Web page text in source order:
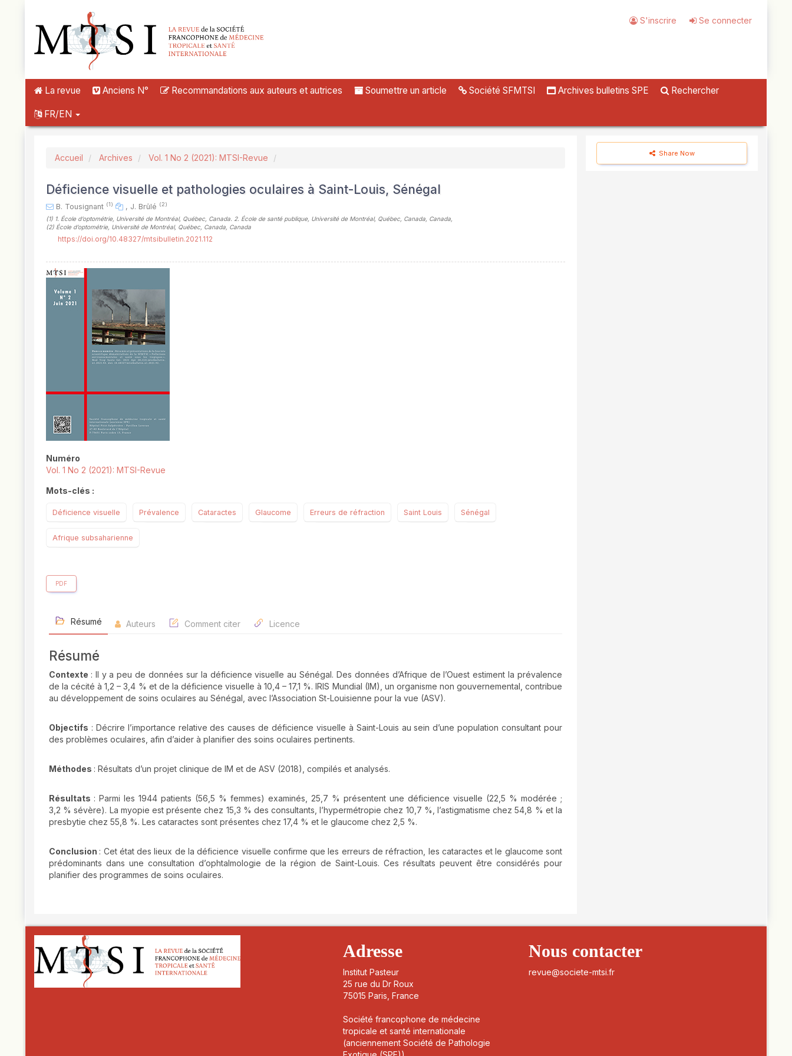
##plugins.themes.novelty.accessible_menu.main_navigation##
##plugins.themes.novelty.accessible_menu.main_content##
##plugins.themes.novelty.accessible_menu.sidebar##
S'inscrire Se connecter
La revue Anciens N° Recommandations aux auteurs et autrices Soumettre un article Société SFMTSI Archives bulletins SPE Rechercher
FR/EN
Accueil Archives Vol. 1 No 2 (2021): MTSI-Revue
Déficience visuelle et pathologies oculaires à Saint-Louis, Sénégal
B. Tousignant (1) , J. Brûlé (2)
(1) 1. École d’optométrie, Université de Montréal, Québec, Canada. 2. École de santé publique, Université de Montréal, Québec, Canada, Canada
(2) École d’optométrie, Université de Montréal, Québec, Canada, Canada
https://doi.org/10.48327/mtsibulletin.2021.112
##plugins.themes.novelty.article.sidebar##
Numéro
Vol. 1 No 2 (2021): MTSI-Revue
Mots-clés :
Déficience visuelle Prévalence Cataractes Glaucome Erreurs de réfraction Saint Louis Sénégal
Afrique subsaharienne
PDF
Résumé Auteurs Comment citer Licence
Résumé
Contexte : Il y a peu de données sur la déficience visuelle au Sénégal. Des données d’Afrique de l’Ouest estiment la prévalence
de la cécité à 1,2 – 3,4 % et de la déficience visuelle à 10,4 – 17,1 %. IRIS Mundial (IM), un organisme non gouvernemental, contribue
au développement de soins oculaires au Sénégal, avec l’Association St-Louisienne pour la vue (ASV).
Objectifs : Décrire l’importance relative des causes de déficience visuelle à Saint-Louis au sein d’une population consultant pour
des problèmes oculaires, afin d’aider à planifier des soins oculaires pertinents.
Méthodes : Résultats d’un projet clinique de IM et de ASV (2018), compilés et analysés.
Résultats : Parmi les 1944 patients (56,5 % femmes) examinés, 25,7 % présentent une déficience visuelle (22,5 % modérée ;
3,2 % sévère). La myopie est présente chez 15,3 % des consultants, l’hypermétropie chez 10,7 %, l’astigmatisme chez 54,8 % et la
presbytie chez 55,8 %. Les cataractes sont présentes chez 17,4 % et le glaucome chez 2,5 %.
Conclusion : Cet état des lieux de la déficience visuelle confirme que les erreurs de réfraction, les cataractes et le glaucome sont
prédominants dans une consultation d’ophtalmologie de la région de Saint-Louis. Ces résultats peuvent être considérés pour
planifier des programmes de soins oculaires.
Share Now
Adresse
Institut Pasteur
25 rue du Dr Roux
75015 Paris, France
Société francophone de médecine
tropicale et santé internationale
(anciennement Société de Pathologie
Nous contacter
revue@societe-mtsi.fr